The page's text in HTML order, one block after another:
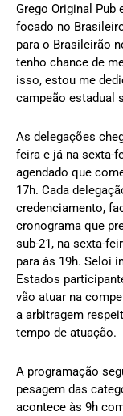
Grego Original Pub
focado no
para o Brasileirão
tenho chance de
isso, estou me
campeão estadual
As delegações
feira e já na sexta-
agendado que
17h. Cada
credenciamento,
cronograma que
sub-21, na sexta-
para às 19h. Seloi
Estados
vão atuar na
a arbitragem
tempo de atuação.
A programação
pesagem das
acontece às 9h